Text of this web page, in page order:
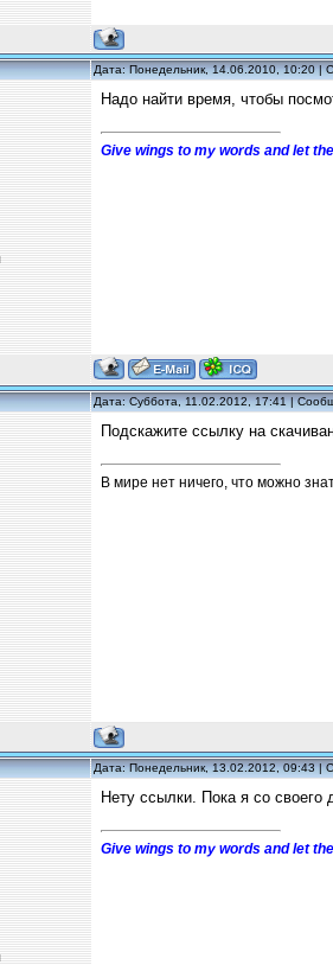
Дата: Понедельник, 14.06.2010, 10:20 |
Надо найти время, чтобы
Give wings to my words and let
Дата: Суббота, 11.02.2012, 17:41 |
Подскажите ссылку на
В мире нет ничего, что можно
Дата: Понедельник, 13.02.2012, 09:43 |
Нету ссылки. Пока я со своего
Give wings to my words and let